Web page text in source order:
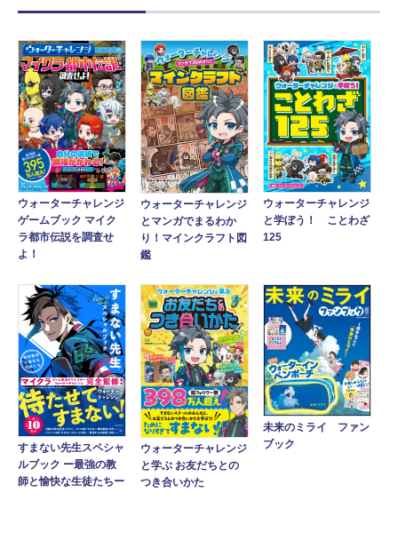
ウォーターチャレンジ
ゲームブック マイク
ラ都市伝説を調査せ
よ！
ウォーターチャレンジ
とマンガでまるわか
り！マインクラフト図
鑑
ウォーターチャレンジ
と学ぼう！ ことわざ
125
すまない先生スペシャ
ルブック ー最強の教
師と愉快な生徒たちー
ウォーターチャレンジ
と学ぶ お友だちとの
つき合いかた
未来のミライ ファン
ブック